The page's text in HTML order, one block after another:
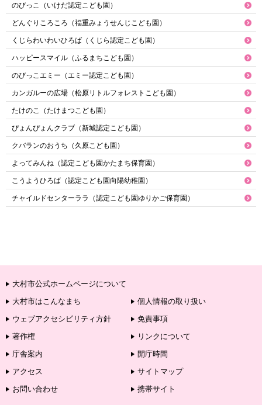
のびっこ（いけだ認定こども園）
どんぐりころころ（福重みょうせんじこども園）
くじらわいわいひろば（くじら認定こども園）
ハッピースマイル（ふるまちこども園）
のびっこエミー（エミー認定こども園）
カンガルーの広場（松原リトルフォレストこども園）
たけのこ（たけまつこども園）
ぴょんぴょんクラブ（新城認定こども園）
クバランのおうち（久原こども園）
よってみんね（認定こども園かたまち保育園）
こうようひろば（認定こども園向陽幼稚園）
チャイルドセンターララ（認定こども園ゆりかご保育園）
大村市公式ホームページについて
大村市はこんなまち
個人情報の取り扱い
ウェブアクセシビリティ方針
免責事項
著作権
リンクについて
庁舎案内
開庁時間
アクセス
サイトマップ
お問い合わせ
携帯サイト